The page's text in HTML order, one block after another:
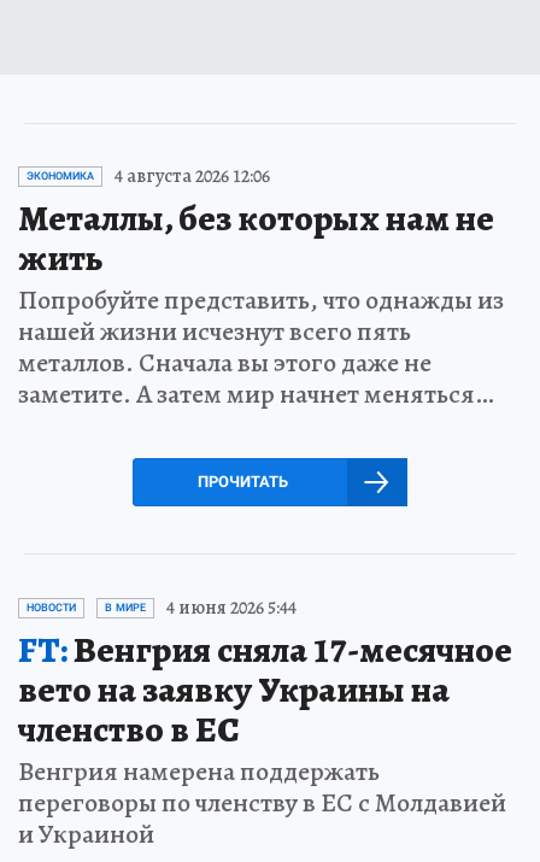
ЭКОНОМИКА 4 августа 2026 12:06
Металлы, без которых нам не
жить
Попробуйте представить, что однажды из
нашей жизни исчезнут всего пять
металлов. Сначала вы этого даже не
заметите. А затем мир начнет меняться…
ПРОЧИТАТЬ
НОВОСТИ В МИРЕ 4 июня 2026 5:44
FT:Венгрия сняла 17-месячное
вето на заявку Украины на
членство в ЕС
Венгрия намерена поддержать
переговоры по членству в ЕС с Молдавией
и Украиной